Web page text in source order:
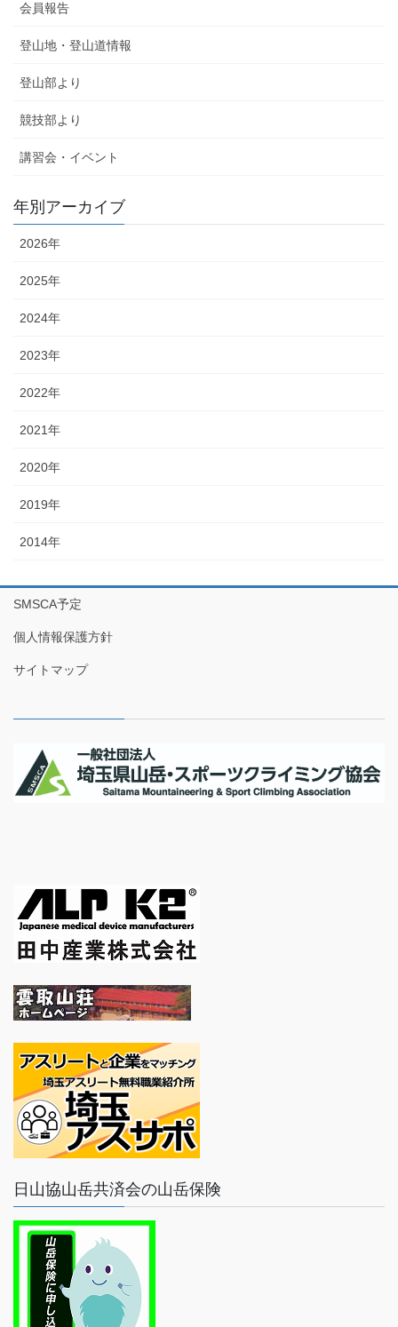
会員報告
登山地・登山道情報
登山部より
競技部より
講習会・イベント
年別アーカイブ
2026年
2025年
2024年
2023年
2022年
2021年
2020年
2019年
2014年
SMSCA予定
個人情報保護方針
サイトマップ
日山協山岳共済会の山岳保険